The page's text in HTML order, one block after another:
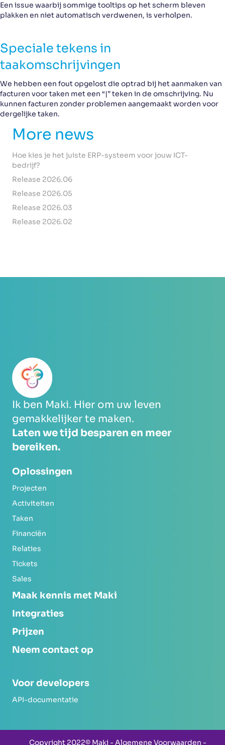
Een issue waarbij sommige tooltips op het scherm bleven
plakken en niet automatisch verdwenen, is verholpen.
Speciale tekens in
taakomschrijvingen
We hebben een fout opgelost die optrad bij het aanmaken van
facturen voor taken met een “|” teken in de omschrijving. Nu
kunnen facturen zonder problemen aangemaakt worden voor
dergelijke taken.
More news
Hoe kies je het juiste ERP-systeem voor jouw ICT-
bedrijf?
Release 2026.06
Release 2026.05
Release 2026.03
Release 2026.02
Ik ben Maki. Hier om uw leven
gemakkelijker te maken.
Laten we tijd besparen en meer
bereiken.
Oplossingen
Projecten
Activiteiten
Taken
Financiën
Relaties
Tickets
Sales
Maak kennis met Maki
Integraties
Prijzen
Neem contact op
Voor developers
API-documentatie
Copyright 2022© Maki - Algemene Voorwaarden -